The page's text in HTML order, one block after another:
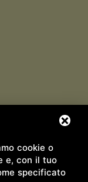
cookie o
e, con il tuo
specificato